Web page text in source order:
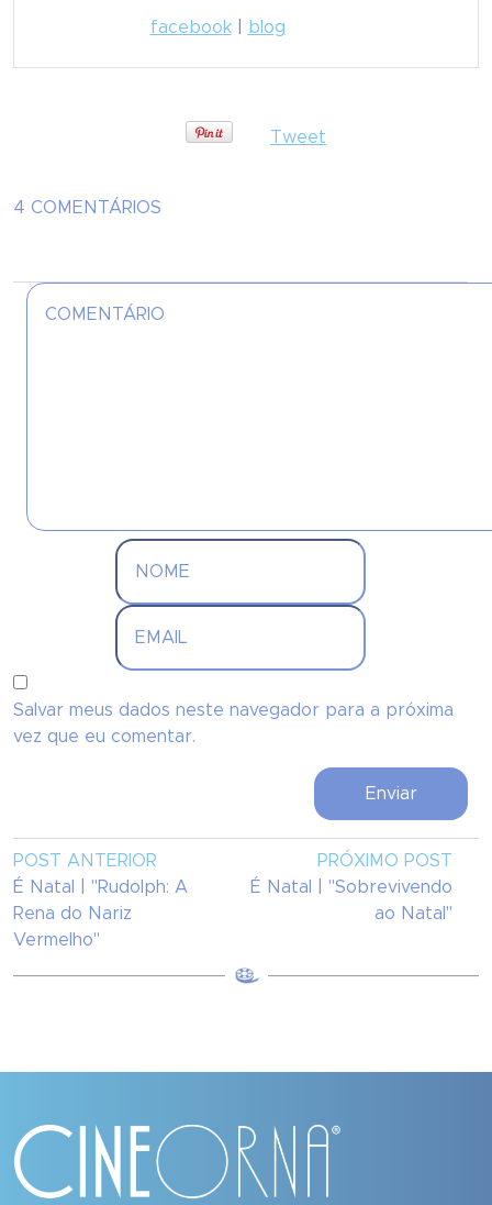
facebook| blog
Tweet
4 COMENTÁRIOS
Salvar meus dados neste navegador para a próxima
vez que eu comentar.
POST ANTERIOR
É Natal | "Rudolph: A
Rena do Nariz
Vermelho"
PRÓXIMO POST
É Natal | "Sobrevivendo
ao Natal"